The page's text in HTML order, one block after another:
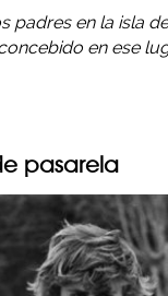
padres en la isla
en ese
pasarela